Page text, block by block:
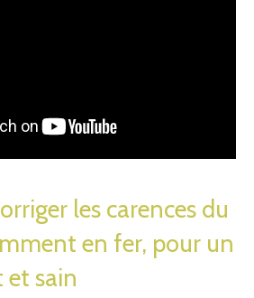
les carences du
en fer, pour un
et sain